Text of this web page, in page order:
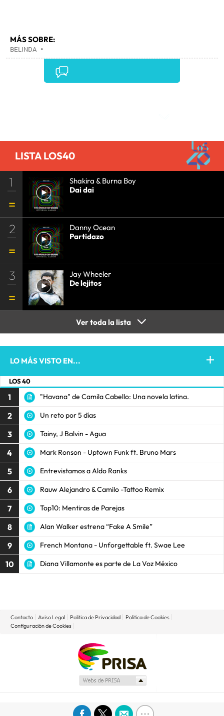
MÁS SOBRE:
BELINDA •
LISTA LOS40
1
Shakira & Burna Boy
Dai dai
2
Danny Ocean
Partidazo
3
Jay Wheeler
De lejitos
Ver toda la lista
LO MÁS VISTO EN...
LOS 40
1 "Havana" de Camila Cabello: Una novela latina.
2 Un reto por 5 días
3 Tainy, J Balvin - Agua
4 Mark Ronson - Uptown Funk ft. Bruno Mars
5 Entrevistamos a Aldo Ranks
6 Rauw Alejandro & Camilo -Tattoo Remix
7 Top10: Mentiras de Parejas
8 Alan Walker estrena “Fake A Smile”
9 French Montana - Unforgettable ft. Swae Lee
10 Diana Villamonte es parte de La Voz México
Contacto Aviso Legal Politica de Privacidad
Politica de Cookies
Configuración de Cookies